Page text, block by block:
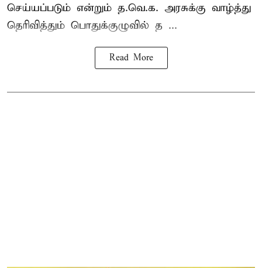
செய்யப்படும் என்றும் த.வெ.க. அரசுக்கு வாழ்த்து
தெரிவித்தும் பொதுக்குழுவில் த ...
Read More